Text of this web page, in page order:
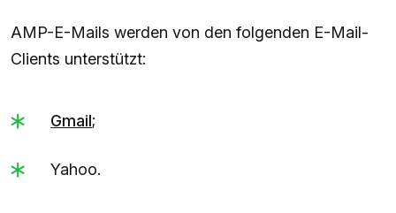
AMP-E-Mails werden von den folgenden E-Mail-
Clients unterstützt:
Gmail;
Yahoo.